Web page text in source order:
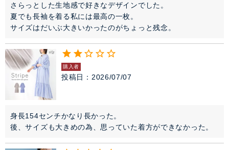
さらっとした生地感で好きなデザインでした。
夏でも長袖を着る私には最高の一枚。
サイズはだいぶ大きいかったのがちょっと残念。
購入者
投稿日 2026/07/07
身長154センチかなり長かった。
後、サイズも大きめの為、思っていた着方ができなかった。